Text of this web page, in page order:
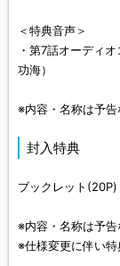
＜特典音声＞
・第7話オーディ
功海）
※内容・名称は予告
封入特典
ブックレット(20P)
※内容・名称は予告
※仕様変更に伴い特